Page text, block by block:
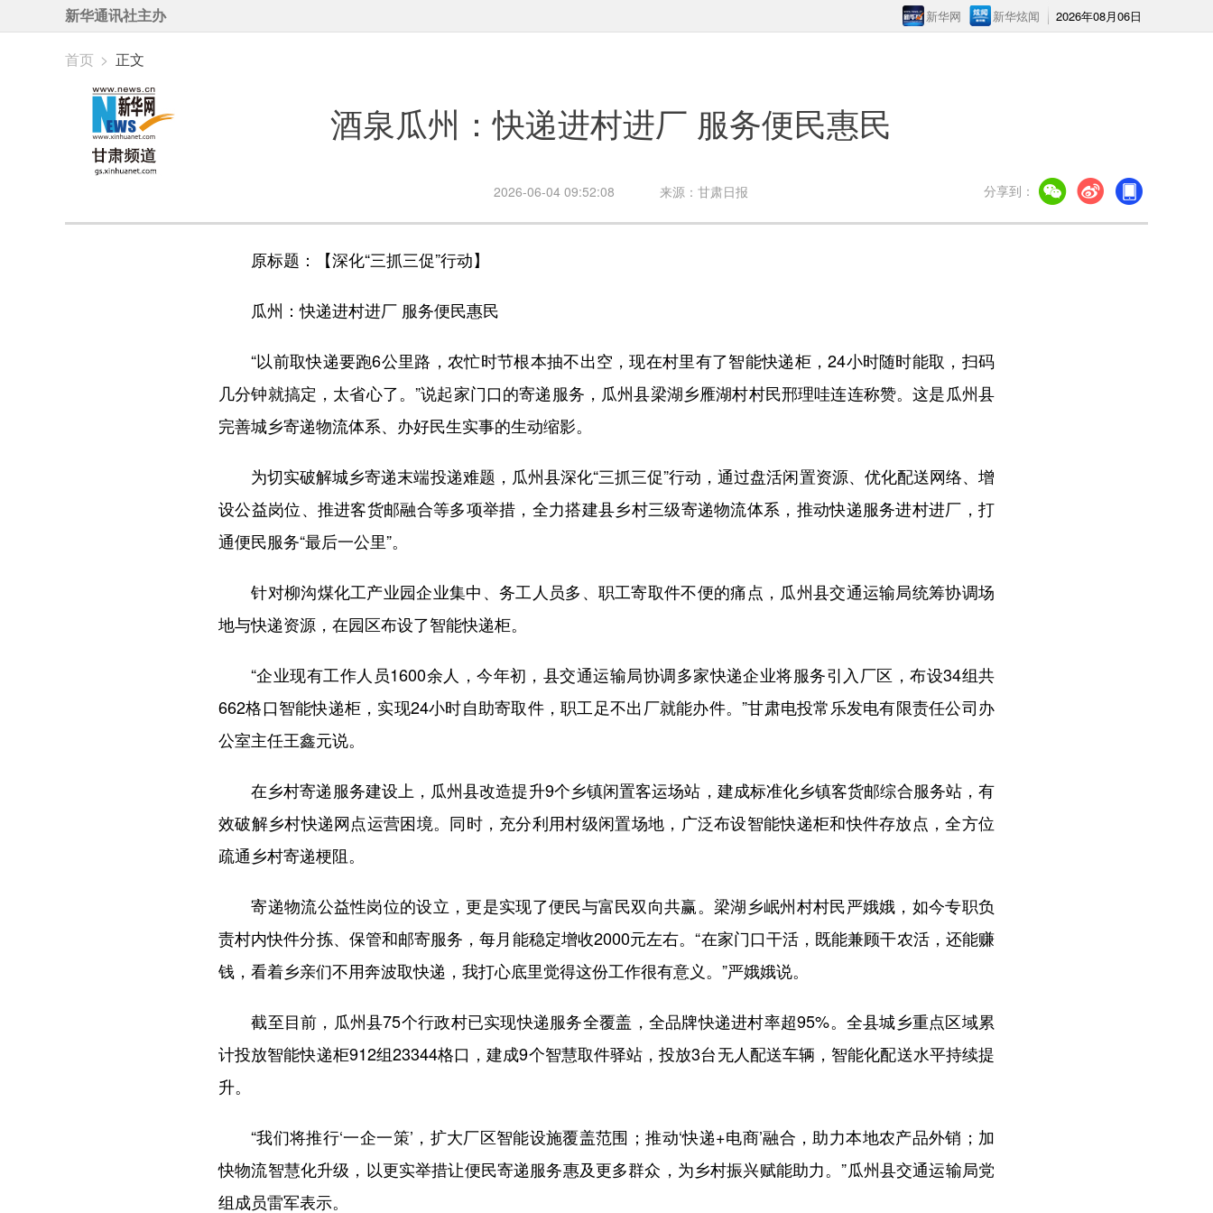
新华通讯社主办 2026年08月06日
新华炫闻
新华网
首页 > 正文
酒泉瓜州：快递进村进厂 服务便民惠民
2026-06-04 09:52:08 来源：甘肃日报 分享到：
原标题：【深化“三抓三促”行动】
瓜州：快递进村进厂 服务便民惠民
“以前取快递要跑6公里路，农忙时节根本抽不出空，现在村里有了智能快递柜，24小时随时能取，扫码
几分钟就搞定，太省心了。”说起家门口的寄递服务，瓜州县梁湖乡雁湖村村民邢理哇连连称赞。这是瓜州县
完善城乡寄递物流体系、办好民生实事的生动缩影。
为切实破解城乡寄递末端投递难题，瓜州县深化“三抓三促”行动，通过盘活闲置资源、优化配送网络、增
设公益岗位、推进客货邮融合等多项举措，全力搭建县乡村三级寄递物流体系，推动快递服务进村进厂，打
通便民服务“最后一公里”。
针对柳沟煤化工产业园企业集中、务工人员多、职工寄取件不便的痛点，瓜州县交通运输局统筹协调场
地与快递资源，在园区布设了智能快递柜。
“企业现有工作人员1600余人，今年初，县交通运输局协调多家快递企业将服务引入厂区，布设34组共
662格口智能快递柜，实现24小时自助寄取件，职工足不出厂就能办件。”甘肃电投常乐发电有限责任公司办
公室主任王鑫元说。
在乡村寄递服务建设上，瓜州县改造提升9个乡镇闲置客运场站，建成标准化乡镇客货邮综合服务站，有
效破解乡村快递网点运营困境。同时，充分利用村级闲置场地，广泛布设智能快递柜和快件存放点，全方位
疏通乡村寄递梗阻。
寄递物流公益性岗位的设立，更是实现了便民与富民双向共赢。梁湖乡岷州村村民严娥娥，如今专职负
责村内快件分拣、保管和邮寄服务，每月能稳定增收2000元左右。“在家门口干活，既能兼顾干农活，还能赚
钱，看着乡亲们不用奔波取快递，我打心底里觉得这份工作很有意义。”严娥娥说。
截至目前，瓜州县75个行政村已实现快递服务全覆盖，全品牌快递进村率超95%。全县城乡重点区域累
计投放智能快递柜912组23344格口，建成9个智慧取件驿站，投放3台无人配送车辆，智能化配送水平持续提
升。
“我们将推行‘一企一策’，扩大厂区智能设施覆盖范围；推动‘快递+电商’融合，助力本地农产品外销；加
快物流智慧化升级，以更实举措让便民寄递服务惠及更多群众，为乡村振兴赋能助力。”瓜州县交通运输局党
组成员雷军表示。